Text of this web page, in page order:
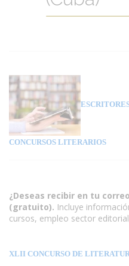
CONCURSOS LITERARIOS
¿Deseas recibir en tu
(gratuito). Incluye
cursos, empleo sector
XLII CONCURSO DE